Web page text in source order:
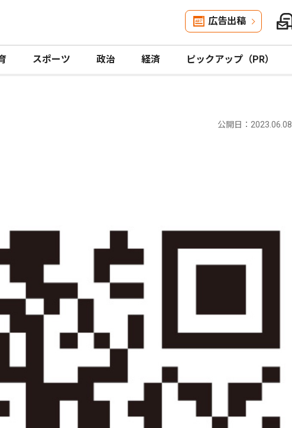
広告出稿
スポーツ 政治 経済 ピックアップ（PR）
公開日：2023.06.08